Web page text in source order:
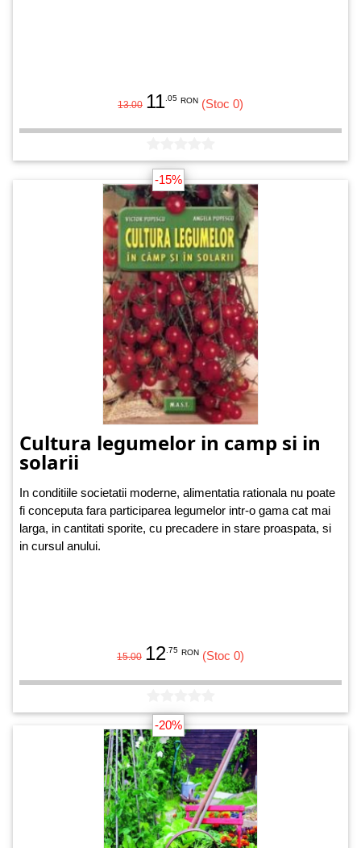
13.00 11 .05 RON (Stoc 0)
-15%
Cultura legumelor in camp si in
solarii
In conditiile societatii moderne, alimentatia rationala nu poate
fi conceputa fara participarea legumelor intr-o gama cat mai
larga, in cantitati sporite, cu precadere in stare proaspata, si
in cursul anului.
15.00 12 .75 RON (Stoc 0)
-20%